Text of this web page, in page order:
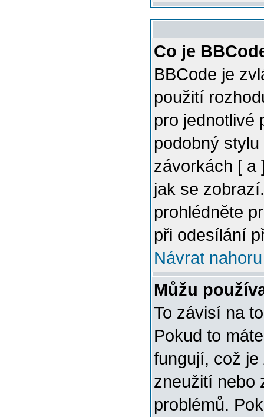
Co je
BBCode je
použití
pro jednotlivé
podobný
závorkách [ a
jak se
prohlédněte
při odesílání
Návrat nahoru
Můžu
To závisí na
Pokud to
fungují, což je
zneužití nebo
problémů.